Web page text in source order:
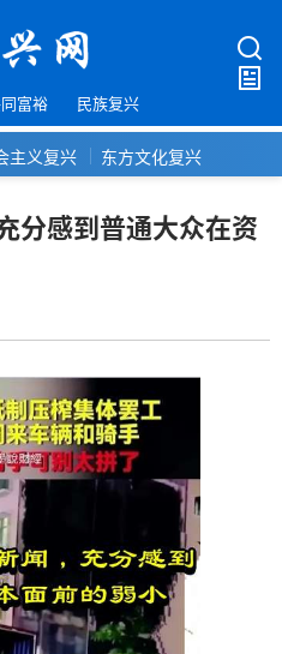
富裕 民族复兴
主义复兴 东方文化复兴
分感到普通大众在资